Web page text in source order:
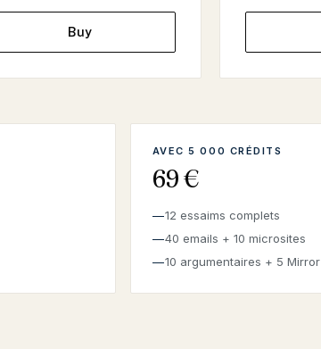
Buy
AVEC 5 000 CRÉDITS
69 €
12 essaims complets
40 emails + 10 microsites
10 argumentaires + 5 Mirror